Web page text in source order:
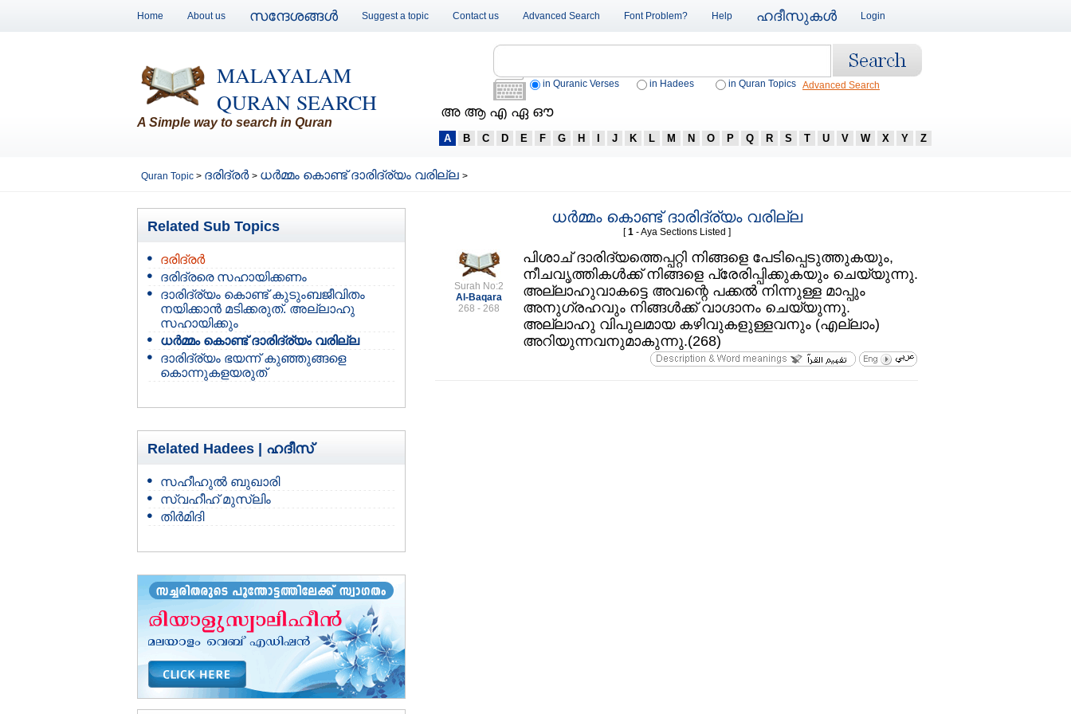
Home About us സന്ദേശങ്ങള്‍ Suggest a topic Contact us Advanced Search Font Problem? Help ഹദീസുകള്‍ Login
MALAYALAM
QURAN SEARCH
A Simple way to search in Quran
in Quranic Verses in Hadees in Quran Topics Advanced Search
അ ആ എ ഏ ഔ
A B C D E F G H J K L M N O P Q R S T U V W X Y Z
Quran Topic > ദരിദ്രര്‍ > ധര്‍മ്മം കൊണ്ട് ദാരിദ്ര്യം വരില്ല >
Related Sub Topics
ദരിദ്രര്‍
ദരിദ്രരെ സഹായിക്കണം
ദാരിദ്ര്യം കൊണ്ട് കുടുംബജീവിതം
നയിക്കാന്‍ മടിക്കരുത്. അല്ലാഹു
സഹായിക്കും
ധര്‍മ്മം കൊണ്ട് ദാരിദ്ര്യം വരില്ല
ദാരിദ്ര്യം ഭയന്ന് കുഞ്ഞുങ്ങളെ
കൊന്നുകളയരുത്‌
Related Hadees | ഹദീസ്
സഹീഹുല്‍ ബുഖാരി
സ്വഹീഹ് മുസ്‌ലിം
തിര്‍മിദി
ധര്‍മ്മം കൊണ്ട് ദാരിദ്ര്യം വരില്ല
[1- Aya Sections Listed ]
Surah No:2
Al-Baqara
268 - 268
പിശാച്‌ ദാരിദ്യത്തെപ്പറ്റി നിങ്ങളെ പേടിപ്പെടുത്തുകയും,
നീചവൃത്തികള്‍ക്ക്‌ നിങ്ങളെ പ്രേരിപ്പിക്കുകയും ചെയ്യുന്നു.
അല്ലാഹുവാകട്ടെ അവന്റെ പക്കല്‍ നിന്നുള്ള മാപ്പും
അനുഗ്രഹവും നിങ്ങള്‍ക്ക്‌ വാഗ്ദാനം ചെയ്യുന്നു.
അല്ലാഹു വിപുലമായ കഴിവുകളുള്ളവനും (എല്ലാം)
അറിയുന്നവനുമാകുന്നു.(268)